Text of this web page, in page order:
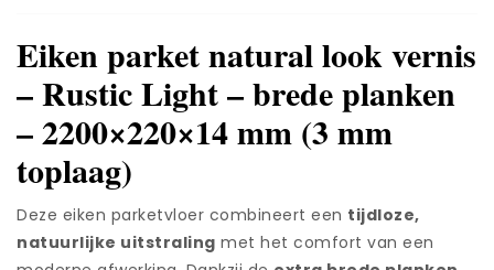
LIGHT
-
natural
look
vernis
extra
plank
-
NAT012220
Eiken parket natural look vernis
– Rustic Light – brede planken
– 2200×220×14 mm (3 mm
toplaag)
Deze eiken parketvloer combineert een tijdloze,
natuurlijke uitstraling met het comfort van een